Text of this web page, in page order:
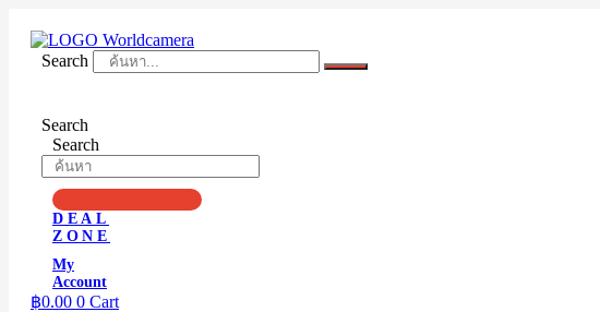
contentSearch
Search
Search
DEAL
ZONE
My
Account
฿0.00 0 Cart